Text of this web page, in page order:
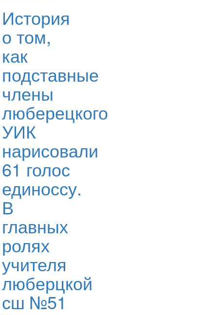
История
о том,
как
подставные
члены
люберецкого
УИК
нарисовали
61 голос
единоссу.
В
главных
ролях
учителя
люберцкой
сш №51